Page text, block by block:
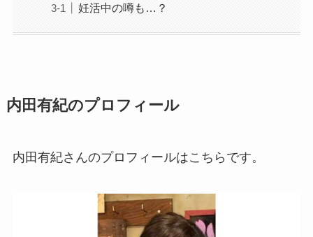
妊活中の噂も…？
内田有紀のプロフィール
内田有紀さんのプロフィールはこちらです。